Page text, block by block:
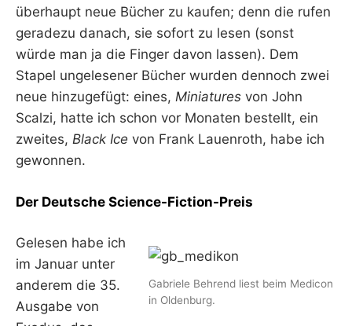
überhaupt neue Bücher zu kaufen; denn die rufen
geradezu danach, sie sofort zu lesen (sonst
würde man ja die Finger davon lassen). Dem
Stapel ungelesener Bücher wurden dennoch zwei
neue hinzugefügt: eines, Miniatures von John
Scalzi, hatte ich schon vor Monaten bestellt, ein
zweites, Black Ice von Frank Lauenroth, habe ich
gewonnen.
Der Deutsche Science-Fiction-Preis
Gabriele Behrend liest beim Medicon
in Oldenburg.
Gelesen habe ich
im Januar unter
anderem die 35.
Ausgabe von